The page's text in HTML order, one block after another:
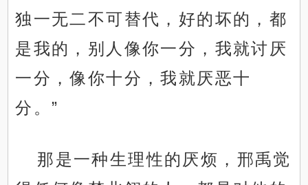
独一无二不可替代，好的坏的，都
是我的，别人像你一分，我就讨厌
一分，像你十分，我就厌恶十
分。”
那是一种生理性的厌烦，邢禹觉